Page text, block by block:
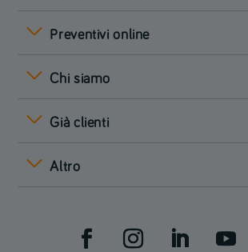
Preventivi online
Chi siamo
Già clienti
Altro